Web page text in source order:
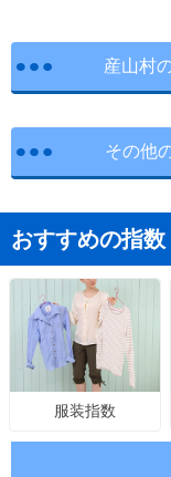
産山村
その他
おすすめの指数
服装指数